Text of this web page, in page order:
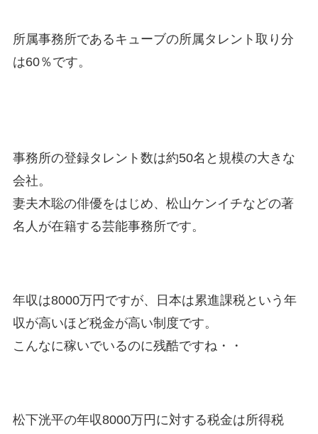
所属事務所であるキューブの所属タレント取り分
は60％です。
事務所の登録タレント数は約50名と規模の大きな
会社。
妻夫木聡の俳優をはじめ、松山ケンイチなどの著
名人が在籍する芸能事務所です。
年収は8000万円ですが、日本は累進課税という年
収が高いほど税金が高い制度です。
こんなに稼いでいるのに残酷ですね・・
松下洸平の年収8000万円に対する税金は所得税